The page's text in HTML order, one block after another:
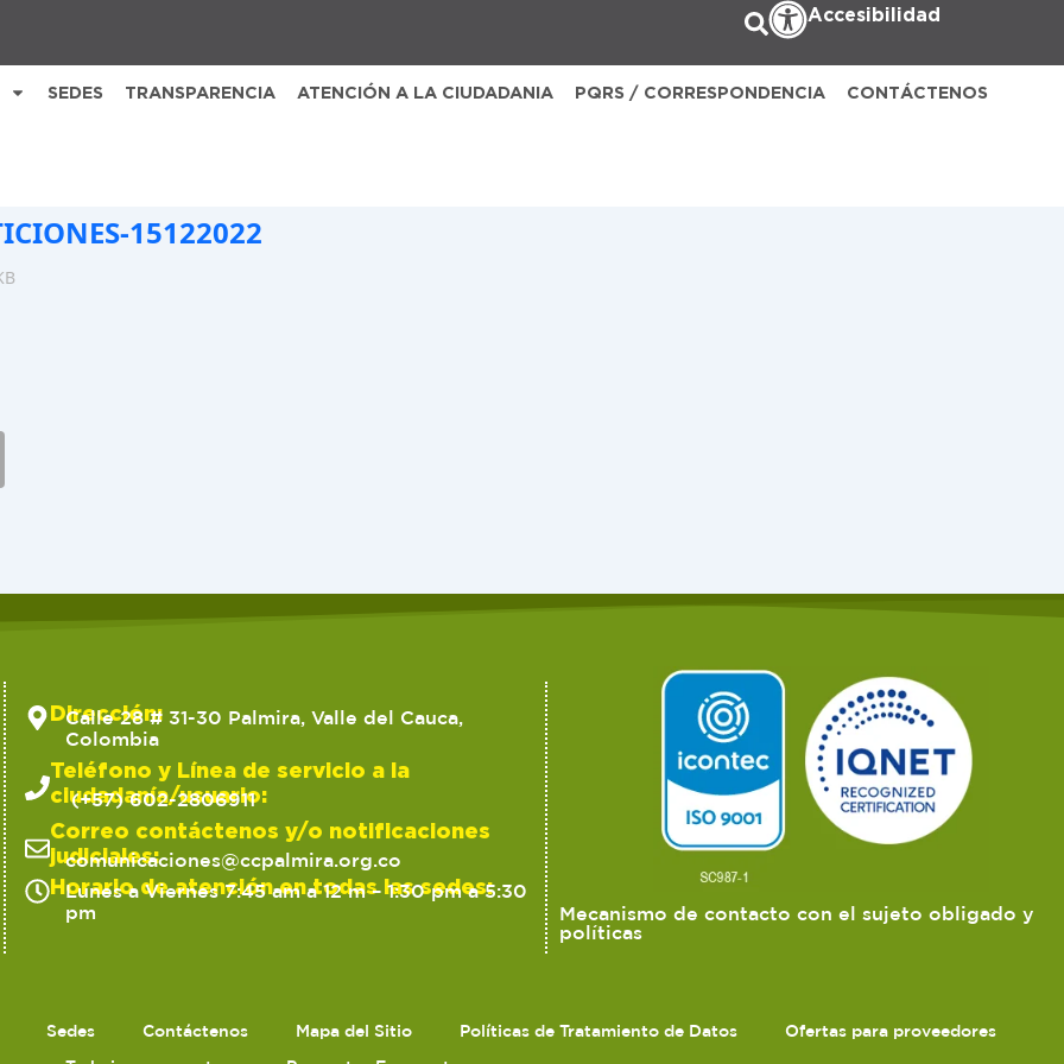
Accesibilidad
SEDES TRANSPARENCIA ATENCIÓN A LA CIUDADANIA PQRS / CORRESPONDENCIA CONTÁCTENOS
15122022
Dirección:
Calle 28 # 31-30 Palmira, Valle del Cauca,
Colombia
Teléfono y Línea de servicio a la
ciudadanía/usuario:
(+57) 602-2806911
Correo contáctenos y/o notificaciones
judiciales:
comunicaciones@ccpalmira.org.co
Horario de atención en todas las sedes:
Lunes a Viernes 7:45 am a 12 m – 1:30 pm a 5:30
pm
Mecanismo de contacto con el sujeto obligado y
políticas
Sedes Contáctenos Mapa del Sitio Políticas de Tratamiento de Datos
Ofertas para proveedores